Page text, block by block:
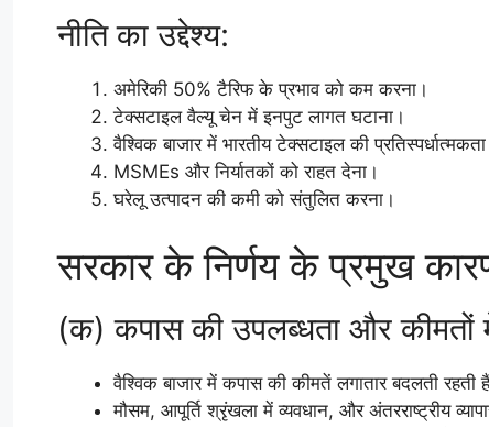
नीति का उद्देश्य:
अमेरिकी 50% टैरिफ के प्रभाव को कम करना।
टेक्सटाइल वैल्यू चेन में इनपुट लागत घटाना।
वैश्विक बाजार में भारतीय टेक्सटाइल की
MSMEs और निर्यातकों को राहत देना।
घरेलू उत्पादन की कमी को संतुलित करना।
सरकार के निर्णय के प्रमुख
(क) कपास की उपलब्धता और कीमतों
वैश्विक बाजार में कपास की कीमतें लगातार बदलती रहती
मौसम, आपूर्ति श्रृंखला में व्यवधान, और अंतरराष्ट्रीय